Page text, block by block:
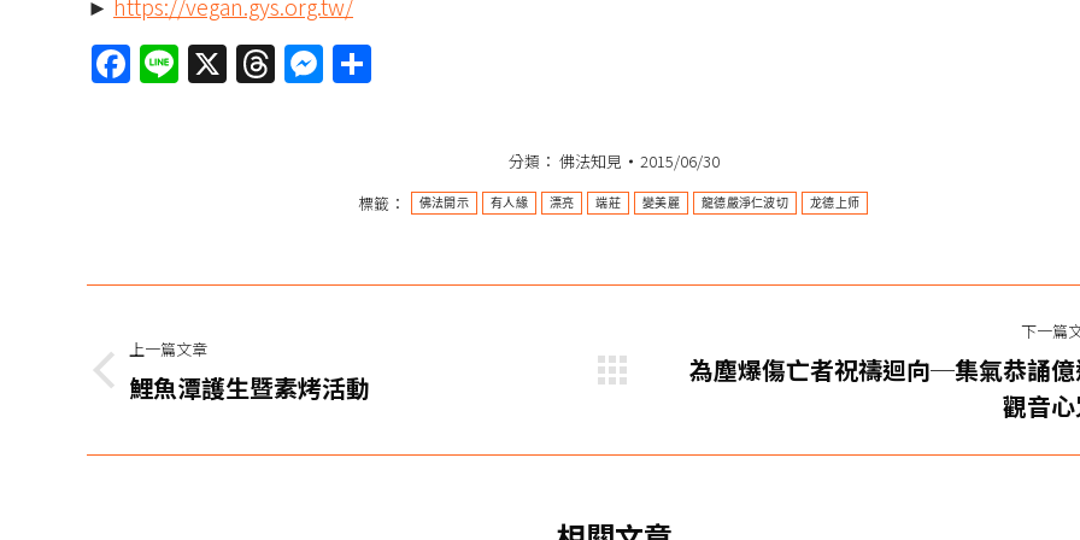
Facebook
Line
X Threads
Messenger
分類： 佛法知見
2015/06/30
標籤：
佛法開示 有人緣 漂亮 端莊 變美麗 龍德嚴淨仁波切 龙德上师
章
航
上一篇文章
上
篇
鯉魚潭護生暨素烤活動
下一篇
篇
章：
為塵爆傷亡者祝禱迴向─集氣恭誦
觀音